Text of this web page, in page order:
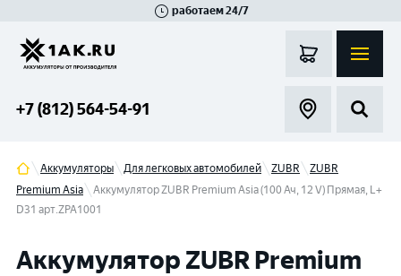
работаем 24/7
+7 (812) 564-54-91
Аккумуляторы Для легковых автомобилей ZUBR
ZUBR
Premium Asia
Аккумулятор ZUBR Premium Asia (100 Ач, 12 V) Прямая, L+
D31 арт.ZPA1001
Аккумулятор ZUBR Premium
Гатчина